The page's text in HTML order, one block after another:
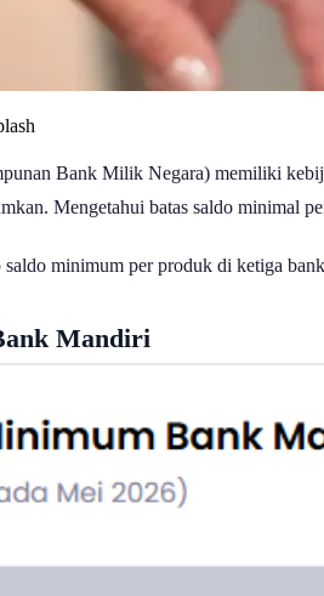
Bank Milik Negara) memiliki
Mengetahui batas saldo minimal
minimum per produk di ketiga
Mandiri